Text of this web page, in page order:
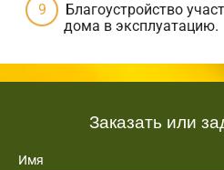
Благоустройство
дома в эксплуатацию.
Заказать или
Имя